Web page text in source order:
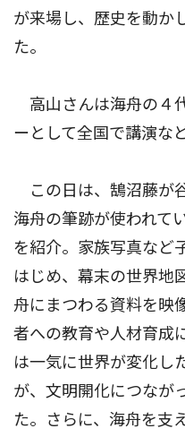
が来場し、歴史を動か
た。
高山さんは海舟の４
ーとして全国で講演な
この日は、鵠沼藤が
海舟の筆跡が使われて
を紹介。家族写真など
はじめ、幕末の世界地
舟にまつわる資料を映
者への教育や人材育成
は一気に世界が変化し
が、文明開化につなが
た。さらに、海舟を支